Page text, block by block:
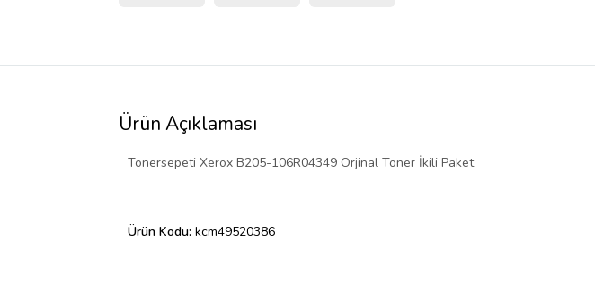
Ürün Açıklaması
Tonersepeti Xerox B205-106R04349 Orjinal Toner İkili Paket
Ürün Kodu: kcm49520386